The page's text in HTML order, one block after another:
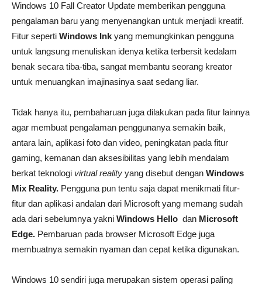
Windows 10 Fall Creator Update memberikan pengguna
pengalaman baru yang menyenangkan untuk menjadi kreatif.
Fitur seperti Windows Ink yang memungkinkan pengguna
untuk langsung menuliskan idenya ketika terbersit kedalam
benak secara tiba-tiba, sangat membantu seorang kreator
untuk menuangkan imajinasinya saat sedang liar.
Tidak hanya itu, pembaharuan juga dilakukan pada fitur lainnya
agar membuat pengalaman penggunanya semakin baik,
antara lain, aplikasi foto dan video, peningkatan pada fitur
gaming, kemanan dan aksesibilitas yang lebih mendalam
berkat teknologi virtual reality yang disebut dengan Windows
Mix Reality. Pengguna pun tentu saja dapat menikmati fitur-
fitur dan aplikasi andalan dari Microsoft yang memang sudah
ada dari sebelumnya yakni Windows Hello dan Microsoft
Edge. Pembaruan pada browser Microsoft Edge juga
membuatnya semakin nyaman dan cepat ketika digunakan.
Windows 10 sendiri juga merupakan sistem operasi paling